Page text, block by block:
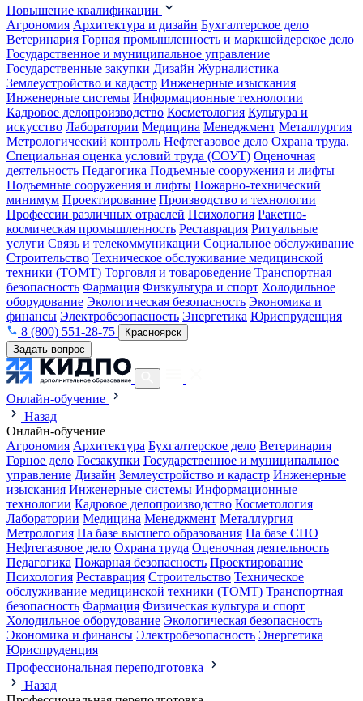
Повышение квалификации
Агрономия Архитектура и дизайн Бухгалтерское дело
Ветеринария Горная промышленность и маркшейдерское дело
Государственное и муниципальное управление
Государственные закупки Дизайн Журналистика
Землеустройство и кадастр Инженерные изыскания
Инженерные системы Информационные технологии
Кадровое делопроизводство Косметология Культура и
искусство Лаборатории Медицина Менеджмент Металлургия
Метрологический контроль Нефтегазовое дело Охрана труда.
Специальная оценка условий труда (СОУТ) Оценочная
деятельность Педагогика Подъемные сооружения и лифты
Подъемные сооружения и лифты Пожарно-технический
минимум Проектирование Производство и технологии
Профессии различных отраслей Психология Ракетно-
космическая промышленность Реставрация Ритуальные
услуги Связь и телекоммуникации Социальное обслуживание
Строительство Техническое обслуживание медицинской
техники (ТОМТ) Торговля и товароведение Транспортная
безопасность Фармация Физкультура и спорт Холодильное
оборудование Экологическая безопасность Экономика и
финансы Электробезопасность Энергетика Юриспруденция
8 (800) 551-28-75
Красноярск
Задать вопрос
Онлайн-обучение
Назад
Онлайн-обучение
Агрономия Архитектура Бухгалтерское дело Ветеринария
Горное дело Госзакупки Государственное и муниципальное
управление Дизайн Землеустройство и кадастр Инженерные
изыскания Инженерные системы Информационные
технологии Кадровое делопроизводство Косметология
Лаборатории Медицина Менеджмент Металлургия
Метрология На базе высшего образования На базе СПО
Нефтегазовое дело Охрана труда Оценочная деятельность
Педагогика Пожарная безопасность Проектирование
Психология Реставрация Строительство Техническое
обслуживание медицинской техники (ТОМТ) Транспортная
безопасность Фармация Физическая культура и спорт
Холодильное оборудование Экологическая безопасность
Экономика и финансы Электробезопасность Энергетика
Юриспруденция
Профессиональная переподготовка
Назад